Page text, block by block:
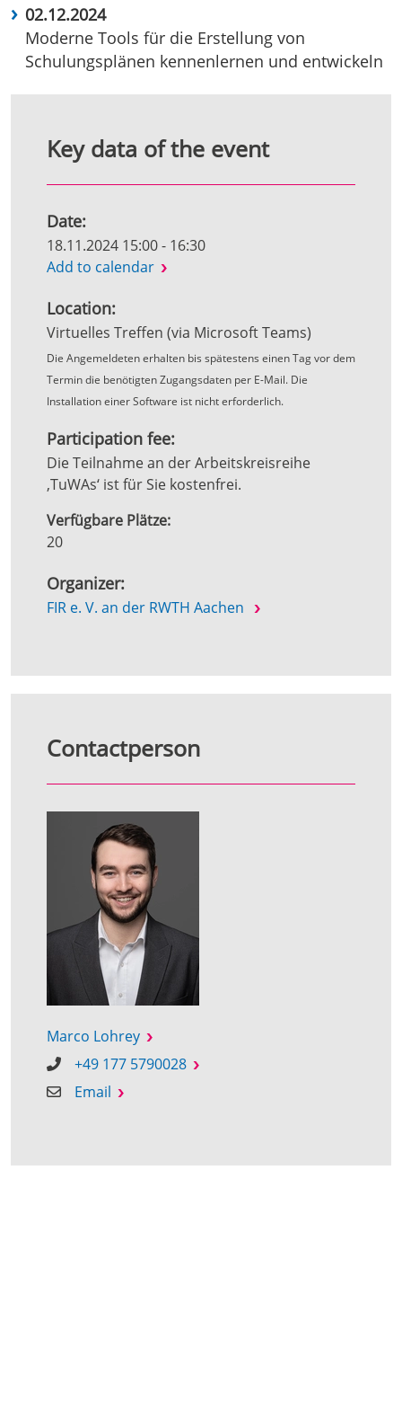
02.12.2024
Moderne Tools für die Erstellung von
Schulungsplänen kennenlernen und entwickeln
Key data of the event
Date:
18.11.2024 15:00 - 16:30
Add to calendar
Location:
Virtuelles Treffen (via Microsoft Teams)
Die Angemeldeten erhalten bis spätestens einen Tag vor dem
Termin die benötigten Zugangsdaten per E-Mail. Die
Installation einer Software ist nicht erforderlich.
Participation fee:
Die Teilnahme an der Arbeitskreisreihe
‚TuWAs‘ ist für Sie kostenfrei.
Verfügbare Plätze:
20
Organizer:
FIR e. V. an der RWTH Aachen
Contactperson
Marco Lohrey
+49 177 5790028
Email